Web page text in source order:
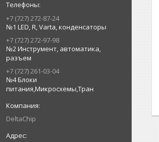
+7 (727) 272-87-24
№1 LED, R, Varta, конденсаторы
+7 (727) 272-97-98
№2 Инструмент, автоматика,
разъем
+7 (727) 261-03-04
№4 Блоки
питания,Микросхемы,Тран
DeltaChip